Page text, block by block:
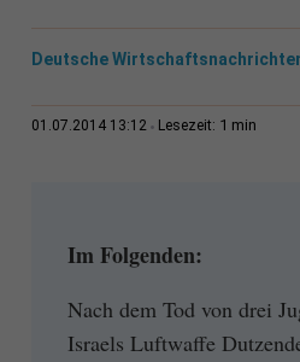
Deutsche
01.07.2014 13:12 Lesezeit: 1 min
Im Folgenden:
Nach dem Tod von drei
Israels Luftwaffe